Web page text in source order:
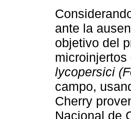
ante la
objetivo del
lycopersici
campo,
Cherry
Nacional de